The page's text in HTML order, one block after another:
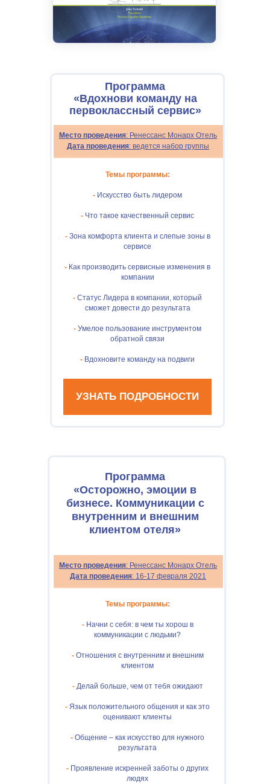
Место проведения: Ренессанс Монарх Отель
Дата проведения: ведется набор группы
Программа
«Вдохнови команду на
первоклассный сервис»
УЗНАТЬ ПОДРОБНОСТИ
Темы программы:
- Искусство быть лидером
- Что такое качественный сервис
-Зона комфорта клиента и слепые зоны в
сервисе
- Как производить сервисные изменения в
компании
- Статус Лидера в компании, который
сможет довести до результата
- Умелое пользование инструментом
обратной связи
- Вдохновите команду на подвиги
Программа
«Осторожно, эмоции в
бизнесе. Коммуникации с
внутренним и внешним
клиентом отеля»
Темы программы:
-Начни с себя: в чем ты хорош в
коммуникации с людьми?
-Отношения с внутренним и внешним
клиентом
-Делай больше, чем от тебя ожидают
- Язык положительного общения и как это
оценивают клиенты
- Общение – как искусство для нужного
результата
- Проявление искренней заботы о других
людях
Место проведения: Ренессанс Монарх Отель
Дата проведения: 16-17 февраля 2021